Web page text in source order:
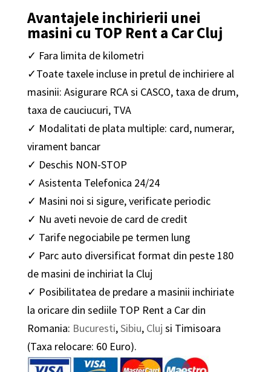
Avantajele inchirierii unei
masini cu TOP Rent a Car Cluj
✓ Fara limita de kilometri
✓Toate taxele incluse in pretul de inchiriere al
masinii: Asigurare RCA si CASCO, taxa de drum,
taxa de cauciucuri, TVA
✓ Modalitati de plata multiple: card, numerar,
virament bancar
✓ Deschis NON-STOP
✓ Asistenta Telefonica 24/24
✓ Masini noi si sigure, verificate periodic
✓ Nu aveti nevoie de card de credit
✓ Tarife negociabile pe termen lung
✓ Parc auto diversificat format din peste 180
de masini de inchiriat la Cluj
✓ Posibilitatea de predare a masinii inchiriate
la oricare din sediile TOP Rent a Car din
Romania: Bucuresti,Sibiu, Cluj si Timisoara
(Taxa relocare: 60 Euro).